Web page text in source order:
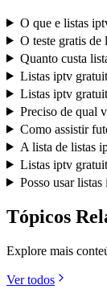
O que e listas
O teste gratis de
Quanto custa
Listas iptv
Listas iptv
Preciso de qual
Como assistir
A lista de listas
Listas iptv
Posso usar
Tópicos
Explore mais
Ver todos